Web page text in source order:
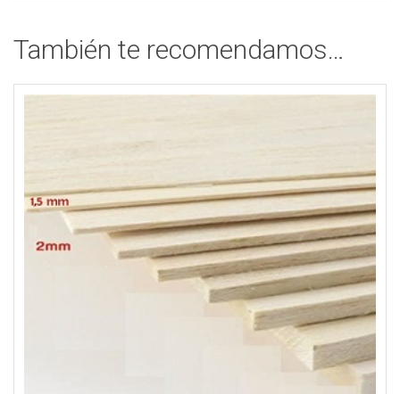
También te recomendamos…